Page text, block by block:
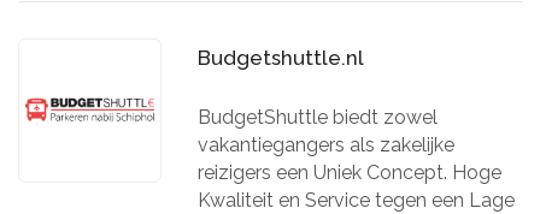
Budgetshuttle.nl
BudgetShuttle biedt zowel
vakantiegangers als zakelijke
reizigers een Uniek Concept. Hoge
Kwaliteit en Service tegen een Lage